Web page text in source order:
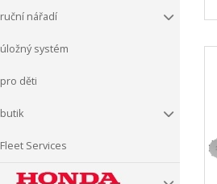
ruční nářadí
úložný systém
pro děti
butik
Fleet Services